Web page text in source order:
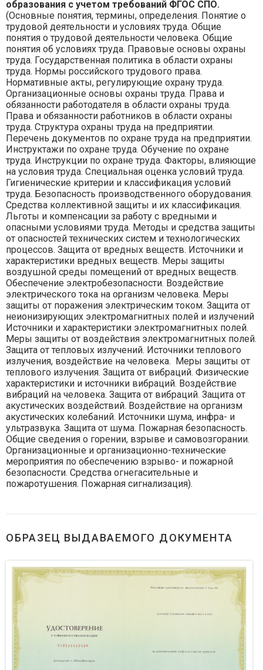
образования с учетом требований ФГОС СПО.
(Основные понятия, термины, определения. Понятие о
трудовой деятельности и условиях труда. Общие
понятия о трудовой деятельности человека. Общие
понятия об условиях труда. Правовые основы охраны
труда. Государственная политика в области охраны
труда. Нормы российского трудового права.
Нормативные акты, регулирующие охрану труда.
Организационные основы охраны труда. Права и
обязанности работодателя в области охраны труда.
Права и обязанности работников в области охраны
труда. Структура охраны труда на предприятии.
Перечень документов по охране труда на предприятии.
Инструктажи по охране труда. Обучение по охране
труда. Инструкции по охране труда. Факторы, влияющие
на условия труда. Специальная оценка условий труда.
Гигиенические критерии и классификация условий
труда. Безопасность производственного оборудования.
Средства коллективной защиты и их классификация.
Льготы и компенсации за работу с вредными и
опасными условиями труда. Методы и средства защиты
от опасностей технических систем и технологических
процессов. Защита от вредных веществ. Источники и
характеристики вредных веществ. Меры защиты
воздушной среды помещений от вредных веществ.
Обеспечение электробезопасности. Воздействие
электрического тока на организм человека. Меры
защиты от поражения электрическим током. Защита от
неионизирующих электромагнитных полей и излучений
Источники и характеристики электромагнитных полей.
Меры защиты от воздействия электромагнитных полей.
Защита от тепловых излучений. Источники теплового
излучения, воздействие на человека. Меры защиты от
теплового излучения. Защита от вибраций. Физические
характеристики и источники вибраций. Воздействие
вибраций на человека. Защита от вибраций. Защита от
акустических воздействий. Воздействие на организм
акустических колебаний. Источники шума, инфра- и
ультразвука. Защита от шума. Пожарная безопасность.
Общие сведения о горении, взрыве и самовозгорании.
Организационные и организационно-технические
мероприятия по обеспечению взрыво- и пожарной
безопасности. Средства огнегасительные и
пожаротушения. Пожарная сигнализация).
ОБРАЗЕЦ ВЫДАВАЕМОГО ДОКУМЕНТА